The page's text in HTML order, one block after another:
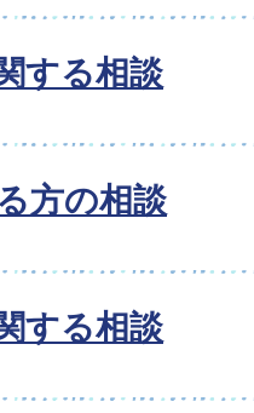
する相談
方の相談
する相談